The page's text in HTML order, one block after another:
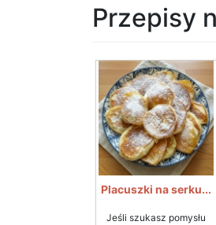
Przepisy
Placuszki na serku...
Jeśli szukasz pomysłu